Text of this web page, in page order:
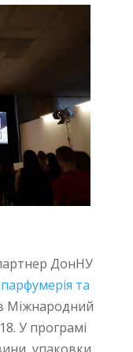
ДонНУ
та
Міжнародний
У програмі